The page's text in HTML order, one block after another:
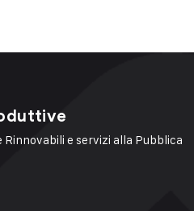
e servizi alla Pubblica